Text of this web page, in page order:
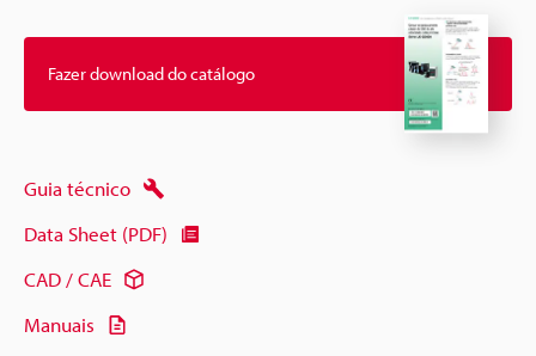
Fazer download do catálogo
Guia técnico
Data Sheet (PDF)
CAD / CAE
Manuais